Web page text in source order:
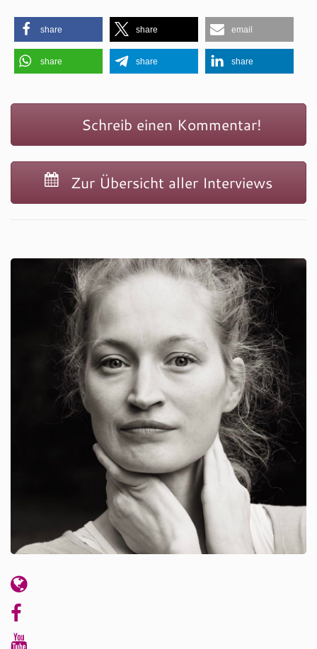
share share email
share share share
Schreib einen Kommentar!
Zur Übersicht aller Interviews